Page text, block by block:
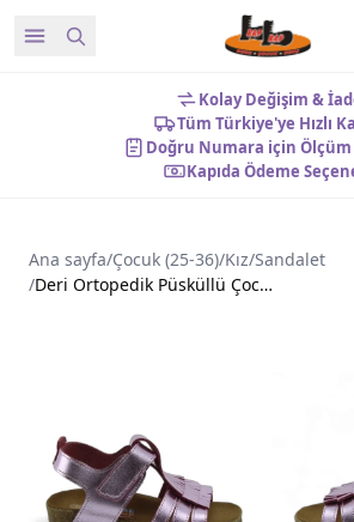
Kolay Değişim &
Tüm Türkiye'ye Hızlı
Doğru Numara için
Kapıda Ödeme
Ana sayfa/Çocuk (25-36)/Kız/Sandalet
/
Deri Ortopedik Püsküllü Çocuk Sandalet Pembe